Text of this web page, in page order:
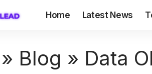
Home Latest News
» Blog » Data